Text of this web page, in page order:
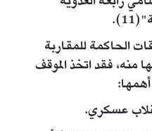
الحاكمة للمقاربة
منه، فقد اتخذ الموقف